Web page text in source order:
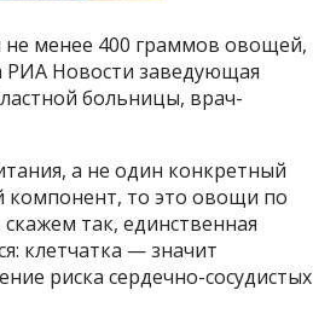
менее 400 граммов овощей,
РИА Новости заведующая
больницы, врач-
а не один конкретный
компонент, то это овощи по
так, единственная
клетчатка — значит
риска сердечно-сосудистых